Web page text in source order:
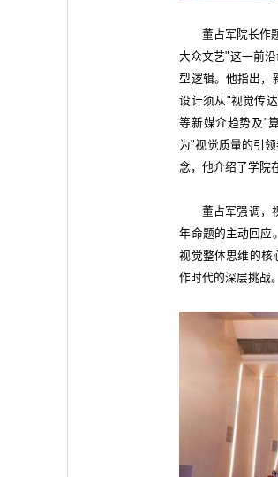
董占军院长作
大众文艺"这一前
型逻辑。他指出，
设计须从"视觉传
等新媒介趋势及"
为"视觉质量的引
念，他介绍了学院
董占军强调，
年命题的主动回应
视觉整体思维的核
作时代的深层挑战。